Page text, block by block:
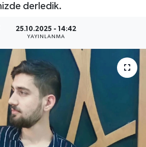
derledik.
25.10.2025 - 14:42
YAYINLANMA